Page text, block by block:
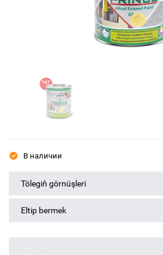
В наличии
Tölegiň görnüşleri
Eltip bermek